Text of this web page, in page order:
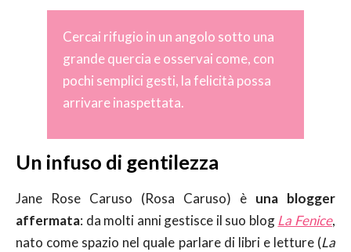
Cercai rifugio in un angolo sotto una
grande quercia e osservai come, con
pochi semplici gesti, la felicità possa
arrivare inaspettata.
Un infuso di gentilezza
Jane Rose Caruso (Rosa Caruso) è una blogger
affermata: da molti anni gestisce il suo blogLa Fenice,
nato come spazio nel quale parlare di libri e letture (La